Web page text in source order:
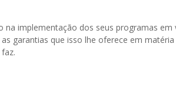
implementação dos seus programas em
garantias que isso lhe oferece em matéria